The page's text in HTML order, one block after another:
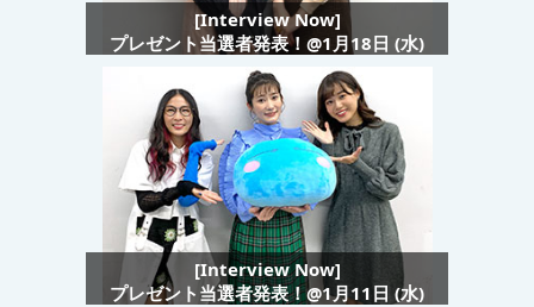
[Interview Now]
プレゼント当選者発表！@1月18日 (水)
[Interview Now]
プレゼント当選者発表！@1月11日 (水)